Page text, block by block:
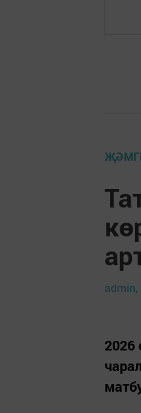
admin,
2026